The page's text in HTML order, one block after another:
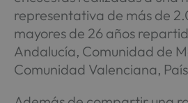
representativa de más de
mayores de 26 años
Andalucía, Comunidad de
Comunidad Valenciana,